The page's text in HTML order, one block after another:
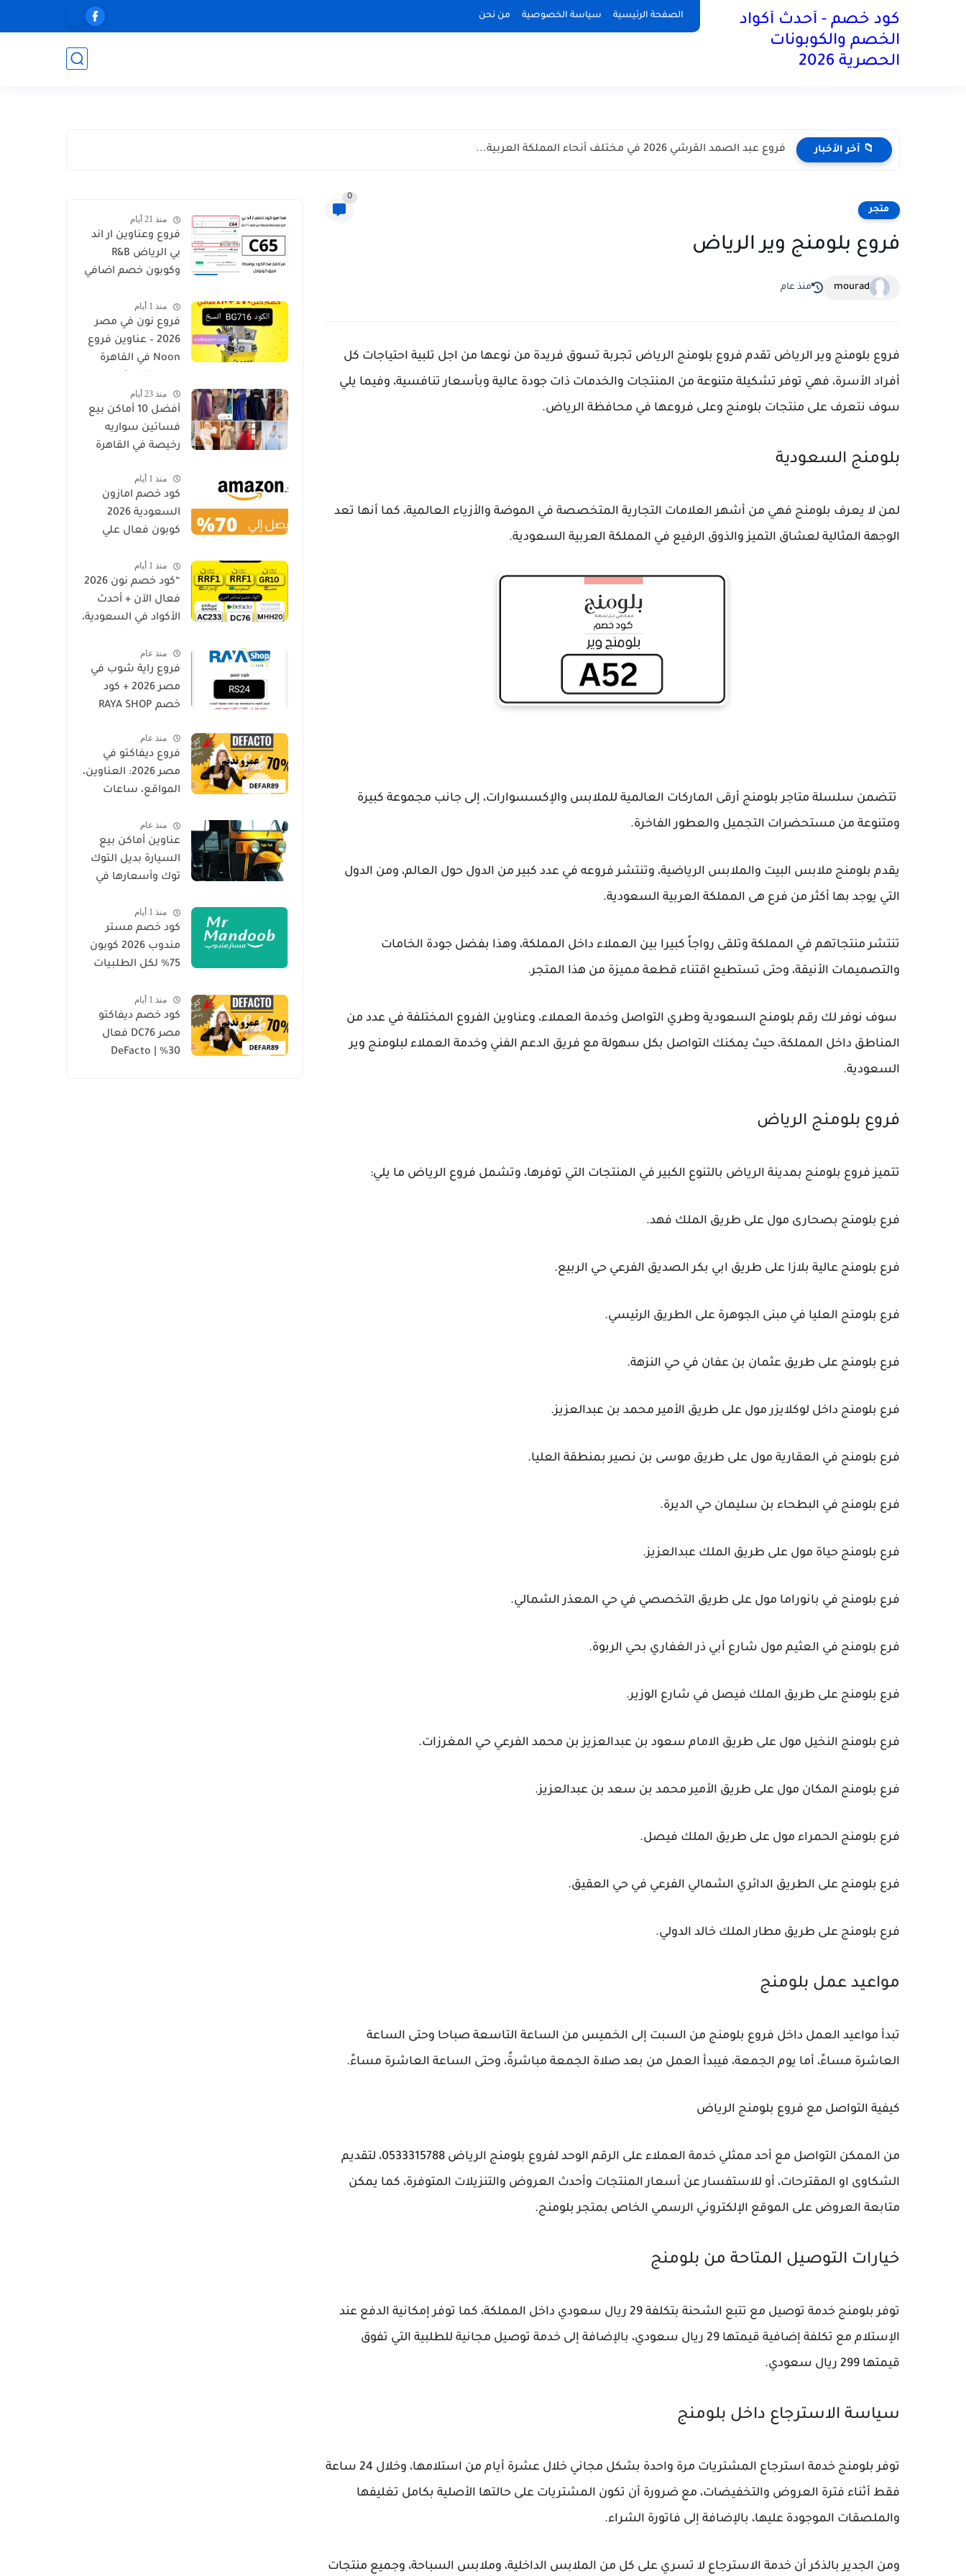
الصفحة الرئيسية سياسة الخصوصية من نحن
كود خصم - أحدث أكواد
الخصم والكوبونات
الحصرية 2026
📁 آخر الأخبار فروع عبد الصمد القرشي 2026 في مختلف أنحاء المملكة العربية...
متجر
0
فروع بلومنج وير الرياض
mourad منذ عام
فروع بلومنج وير الرياض تقدم فروع بلومنج الرياض تجربة تسوق فريدة من نوعها من اجل تلبية احتياجات كل
أفراد الأسرة، فهي توفر تشكيلة متنوعة من المنتجات والخدمات ذات جودة عالية وبأسعار تنافسية، وفيما يلي
سوف نتعرف على منتجات بلومنج وعلى فروعها في محافظة الرياض.
بلومنج السعودية
لمن لا يعرف بلومنج فهي من أشهر العلامات التجارية المتخصصة في الموضة والأزياء العالمية، كما أنها تعد
الوجهة المثالية لعشاق التميز والذوق الرفيع في المملكة العربية السعودية.
تتضمن سلسلة متاجر بلومنج أرقى الماركات العالمية للملابس والإكسسوارات، إلى جانب مجموعة كبيرة
ومتنوعة من مستحضرات التجميل والعطور الفاخرة.
يقدم بلومنج ملابس البيت والملابس الرياضية، وتنتشر فروعه في عدد كبير من الدول حول العالم، ومن الدول
التي يوجد بها أكثر من فرع هى المملكة العربية السعودية.
تنتشر منتجاتهم في المملكة وتلقى رواجاً كبيرا بين العملاء داخل المملكة، وهذا بفضل جودة الخامات
والتصميمات الأنيقة، وحتى تستطيع اقتناء قطعة مميزة من هذا المتجر.
سوف نوفر لك رقم بلومنج السعودية وطري التواصل وخدمة العملاء، وعناوين الفروع المختلفة في عدد من
المناطق داخل المملكة، حيث يمكنك التواصل بكل سهولة مع فريق الدعم الفني وخدمة العملاء لبلومنج وير
السعودية.
فروع بلومنج الرياض
تتميز فروع بلومنج بمدينة الرياض بالتنوع الكبير في المنتجات التي توفرها، وتشمل فروع الرياض ما يلي:
فرع بلومنج بصحارى مول على طريق الملك فهد.
فرع بلومنج عالية بلازا على طريق ابي بكر الصديق الفرعي حي الربيع.
فرع بلومنج العليا في مبنى الجوهرة على الطريق الرئيسي.
فرع بلومنج على طريق عثمان بن عفان في حي النزهة.
فرع بلومنج داخل لوكلايزر مول على طريق الأمير محمد بن عبدالعزيز.
فرع بلومنج في العقارية مول على طريق موسى بن نصير بمنطقة العليا.
فرع بلومنج في البطحاء بن سليمان حي الديرة.
فرع بلومنج حياة مول على طريق الملك عبدالعزيز.
فرع بلومنج في بانوراما مول على طريق التخصصي في حي المعذر الشمالي.
فرع بلومنج في العثيم مول شارع أبي ذر الغفاري بحي الربوة.
فرع بلومنج على طريق الملك فيصل في شارع الوزير.
فرع بلومنج النخيل مول على طريق الامام سعود بن عبدالعزيز بن محمد الفرعي حي المغرزات.
فرع بلومنج المكان مول على طريق الأمير محمد بن سعد بن عبدالعزيز.
فرع بلومنج الحمراء مول على طريق الملك فيصل.
فرع بلومنج على الطريق الدائري الشمالي الفرعي في حي العقيق.
فرع بلومنج على طريق مطار الملك خالد الدولي.
مواعيد عمل بلومنج
تبدأ مواعيد العمل داخل فروع بلومنج من السبت إلى الخميس من الساعة التاسعة صباحا وحتى الساعة
العاشرة مساءً، أما يوم الجمعة، فيبدأ العمل من بعد صلاة الجمعة مباشرةً، وحتى الساعة العاشرة مساءً.
كيفية التواصل مع فروع بلومنج الرياض
من الممكن التواصل مع أحد ممثلي خدمة العملاء على الرقم الوحد لفروع بلومنج الرياض 0533315788، لتقديم
الشكاوى او المقترحات، أو للاستفسار عن أسعار المنتجات وأحدث العروض والتنزيلات المتوفرة، كما يمكن
متابعة العروض على الموقع الإلكتروني الرسمي الخاص بمتجر بلومنج.
خيارات التوصيل المتاحة من بلومنج
توفر بلومنج خدمة توصيل مع تتبع الشحنة بتكلفة 29 ريال سعودي داخل المملكة، كما توفر إمكانية الدفع عند
الإستلام مع تكلفة إضافية قيمتها 29 ريال سعودي، بالإضافة إلى خدمة توصيل مجانية للطلبية التي تفوق
قيمتها 299 ريال سعودي.
سياسة الاسترجاع داخل بلومنج
توفر بلومنج خدمة استرجاع المشتريات مرة واحدة بشكل مجاني خلال عشرة أيام من استلامها، وخلال 24 ساعة
فقط أثناء فترة العروض والتخفيضات، مع ضرورة أن تكون المشتريات على حالتها الأصلية بكامل تغليفها
والملصقات الموجودة عليها، بالإضافة إلى فاتورة الشراء.
ومن الجدير بالذكر أن خدمة الاسترجاع لا تسري على كل من الملابس الداخلية، وملابس السباحة، وجميع منتجات
منذ 21 أيام
فروع وعناوين ار اند
بي الرياض R&B
وكوبون خصم اضافي
منذ 1 أيام
فروع نون في مصر
2026 – عناوين فروع
Noon في القاهرة
وأسيوط كود خصم
منذ 23 أيام
أفضل 10 أماكن بيع
فساتين سواريه
رخيصة في القاهرة
منذ 1 أيام
كود خصم امازون
السعودية 2026
كوبون فعال علي
Amazon.sa
منذ 1 أيام
“كود خصم نون 2026
فعال الآن + أحدث
الأكواد في السعودية،
منذ عام
فروع راية شوب في
مصر 2026 + كود
خصم RAYA SHOP
منذ عام
فروع ديفاكتو في
مصر 2026: العناوين،
المواقع، ساعات
Egypt Branches
منذ عام
عناوين أماكن بيع
السيارة بديل التوك
توك وأسعارها في
خصم 2026
منذ 1 أيام
كود خصم مستر
مندوب 2026 كوبون
75% لكل الطلبيات
منذ 1 أيام
كود خصم ديفاكتو
مصر DC76 فعال
30% | DeFacto